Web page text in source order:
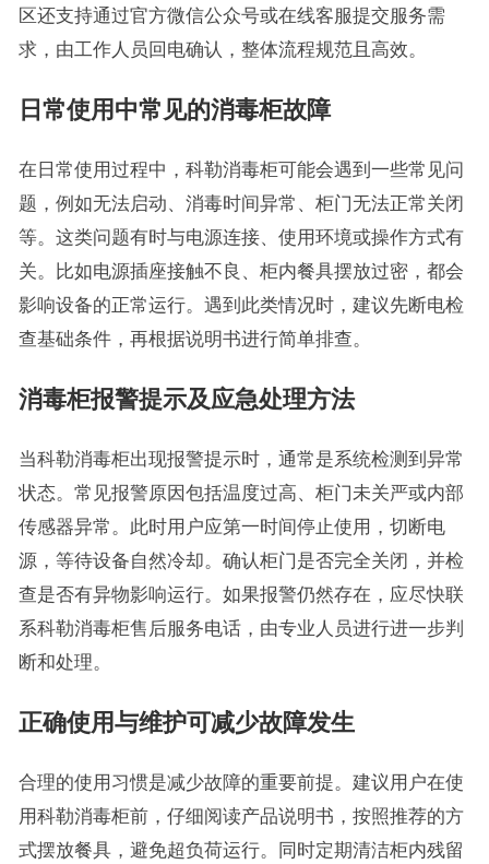
区还支持通过官方微信公众号或在线客服提交服务需
求，由工作人员回电确认，整体流程规范且高效。
日常使用中常见的消毒柜故障
在日常使用过程中，科勒消毒柜可能会遇到一些常见问
题，例如无法启动、消毒时间异常、柜门无法正常关闭
等。这类问题有时与电源连接、使用环境或操作方式有
关。比如电源插座接触不良、柜内餐具摆放过密，都会
影响设备的正常运行。遇到此类情况时，建议先断电检
查基础条件，再根据说明书进行简单排查。
消毒柜报警提示及应急处理方法
当科勒消毒柜出现报警提示时，通常是系统检测到异常
状态。常见报警原因包括温度过高、柜门未关严或内部
传感器异常。此时用户应第一时间停止使用，切断电
源，等待设备自然冷却。确认柜门是否完全关闭，并检
查是否有异物影响运行。如果报警仍然存在，应尽快联
系科勒消毒柜售后服务电话，由专业人员进行进一步判
断和处理。
正确使用与维护可减少故障发生
合理的使用习惯是减少故障的重要前提。建议用户在使
用科勒消毒柜前，仔细阅读产品说明书，按照推荐的方
式摆放餐具，避免超负荷运行。同时定期清洁柜内残留